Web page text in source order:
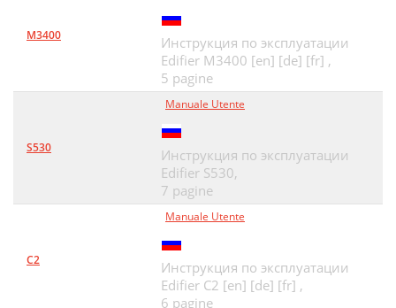
M3400
Инструкция по эксплуатации
Edifier M3400 [en] [de] [fr] ,
5 pagine
S530
Manuale Utente
Инструкция по эксплуатации
Edifier S530,
7 pagine
C2
Manuale Utente
Инструкция по эксплуатации
Edifier C2 [en] [de] [fr] ,
6 pagine